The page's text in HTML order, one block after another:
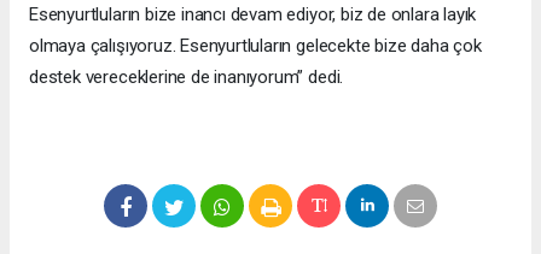
Esenyurtluların bize inancı devam ediyor, biz de onlara layık
olmaya çalışıyoruz. Esenyurtluların gelecekte bize daha çok
destek vereceklerine de inanıyorum” dedi.